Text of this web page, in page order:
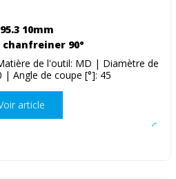
10mm
chanfreiner 90°
de l'outil: MD | Diamètre de
| Angle de coupe [°]: 45
article